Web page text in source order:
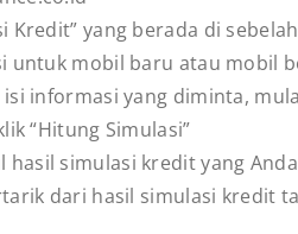
Kredit” yang berada di
untuk mobil baru atau mobil
informasi yang diminta,
“Hitung Simulasi”
hasil simulasi kredit yang
dari hasil simulasi kredit